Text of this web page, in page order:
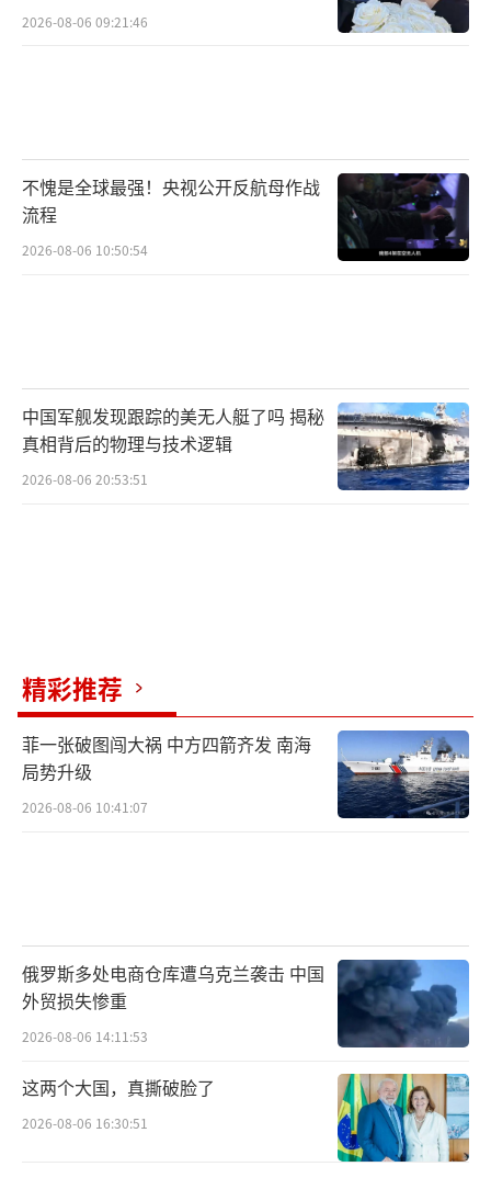
2026-08-06 09:21:46
不愧是全球最强！央视公开反航母作战
流程
2026-08-06 10:50:54
中国军舰发现跟踪的美无人艇了吗 揭秘
真相背后的物理与技术逻辑
2026-08-06 20:53:51
精彩推荐
菲一张破图闯大祸 中方四箭齐发 南海
局势升级
2026-08-06 10:41:07
俄罗斯多处电商仓库遭乌克兰袭击 中国
外贸损失惨重
2026-08-06 14:11:53
这两个大国，真撕破脸了
2026-08-06 16:30:51